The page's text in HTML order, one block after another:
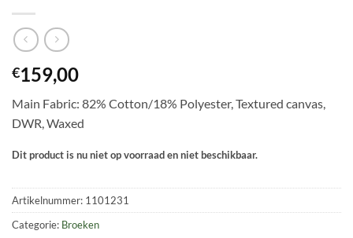
€159,00
Main Fabric: 82% Cotton/18% Polyester, Textured canvas,
DWR, Waxed
Dit product is nu niet op voorraad en niet beschikbaar.
Artikelnummer: 1101231
Categorie: Broeken